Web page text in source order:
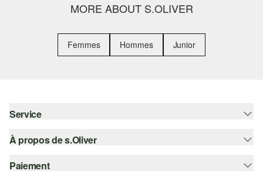
MORE ABOUT S.OLIVER
Femmes Hommes Junior
Service
Aide - FAQ
À propos de s.Oliver
S'abonner à la Newsletter
Paiement